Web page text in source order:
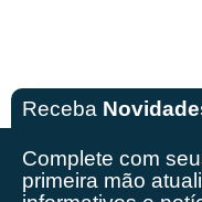
Receba
Complete com
primeira mão